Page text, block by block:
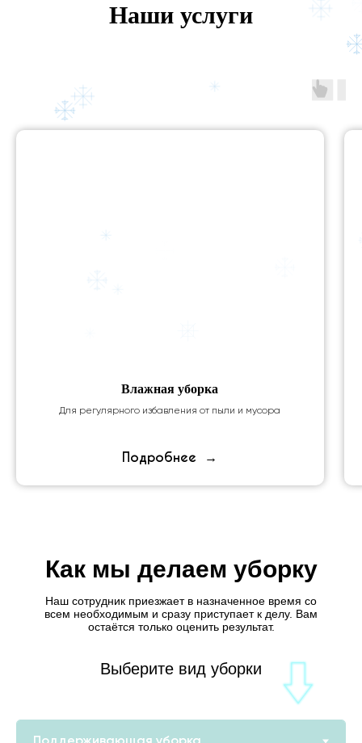
Наши услуги
Влажнаяуборка
Для регулярного избавления от пыли и мусора
Подробнее
Как мы делаем уборку
Наш сотрудник приезжает в назначенное время со
всем необходимым и сразу приступает к делу. Вам
остаётся только оценить результат.
Выберите вид уборки